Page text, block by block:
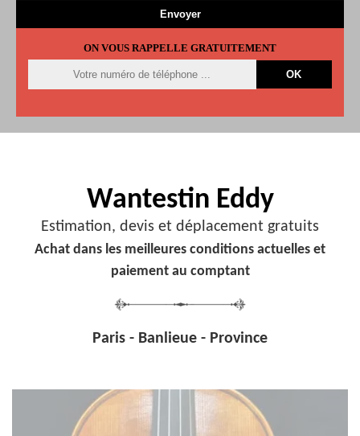
ON VOUS RAPPELLE GRATUITEMENT
Wantestin Eddy
Estimation, devis et déplacement gratuits
Achat dans les meilleures conditions actuelles et
paiement au comptant
Paris - Banlieue - Province